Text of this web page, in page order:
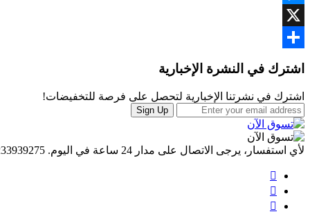
Messenger
X
Carousel
اشترك في النشرة الإخبارية
اشترك في نشرتنا الإخبارية لتحصل على فرصة للتخفيضات!
Sign Up
لأي استفسار، يرجى الاتصال على مدار 24 ساعة في اليوم.